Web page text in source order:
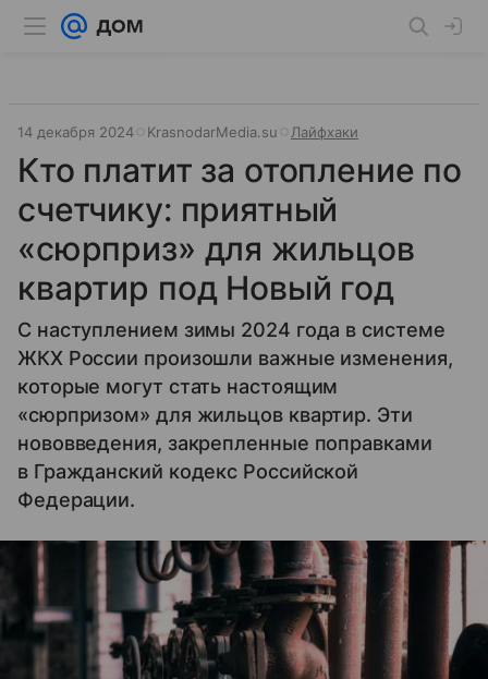
14 декабря 2024 KrasnodarMedia.su Лайфхаки
Кто платит за отопление по
счетчику: приятный
«сюрприз» для жильцов
квартир под Новый год
С наступлением зимы 2024 года в системе
ЖКХ России произошли важные изменения,
которые могут стать настоящим
«сюрпризом» для жильцов квартир. Эти
нововведения, закрепленные поправками
в Гражданский кодекс Российской
Федерации.